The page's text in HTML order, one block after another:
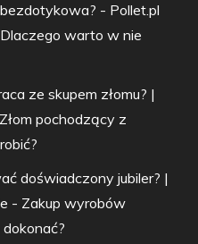
- Pollet.pl
warto w nie
ze skupem złomu? |
Złom pochodzący z
doświadczony jubiler? |
- Zakup wyrobów